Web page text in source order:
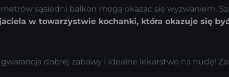
sąsiedni balkon mogą okazać się wyzwaniem.
w towarzystwie kochanki, która okazuje się
dobrej zabawy i idealne lekarstwo na nudę!